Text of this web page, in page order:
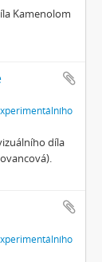
Kamenolom
díla